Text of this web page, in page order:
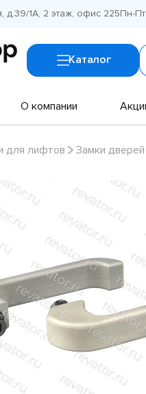
д.39/1А, 2 этаж, офис 225Пн-
Каталог
О компании
для лифтов Замки дверей